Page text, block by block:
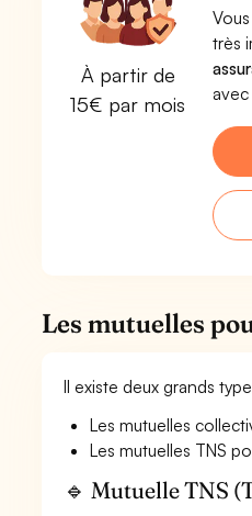
À partir de
15€ par mois
très
Les mutuelles
Il existe deux grands
Les mutuelles
Les mutuelles TNS
🔹 Mutuelle TNS